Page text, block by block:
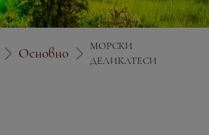
Основно
МОРСКИ
ДЕЛИКАТЕСИ